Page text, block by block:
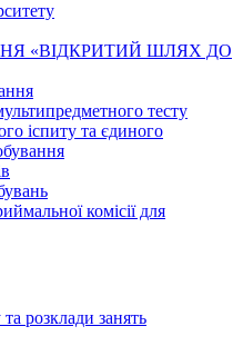
«ВІДКРИТИЙ ШЛЯХ ДО
тесту
іспиту та єдиного
комісії для
розклади занять